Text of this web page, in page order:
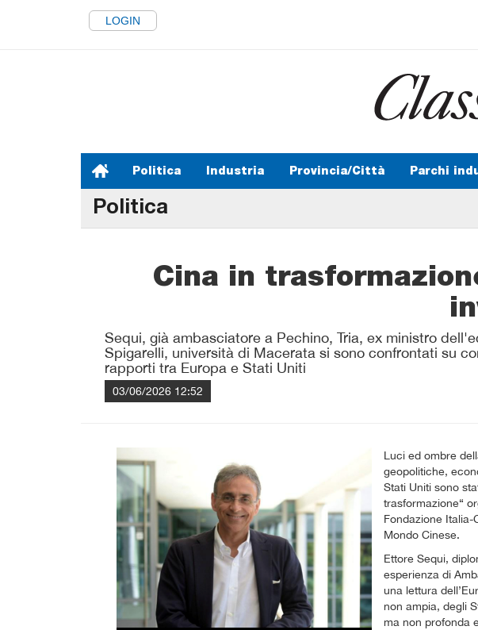
LOGIN
Politica Industria Provincia/Città Parchi
Politica
Cina in
Sequi, già ambasciatore a Pechino, Tria, ex ministro
Spigarelli, università di Macerata si sono confrontati su
rapporti tra Europa e Stati Uniti
03/06/2026 12:52
Luci ed ombre
geopolitiche,
Stati Uniti sono
trasformazione“
Fondazione
Mondo Cinese.
Ettore Sequi,
esperienza di
una lettura
non ampia, degli
ma non profonda